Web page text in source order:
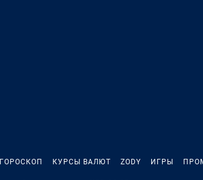
ГОРОСКОП КУРСЫ ВАЛЮТ ZODY ИГРЫ